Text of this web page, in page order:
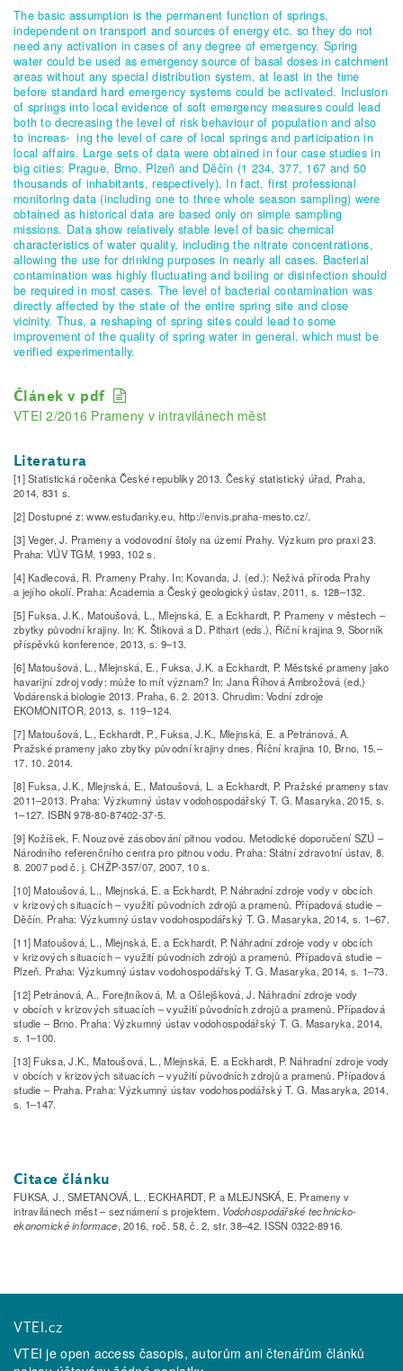
The basic assumption is the permanent function of springs,
independent on transport and sources of energy etc. so they do not
need any activation in cases of any degree of emergency. Spring
water could be used as emergency source of basal doses in catchment
areas without any special distribution system, at least in the time
before standard hard emergency systems could be activated. Inclusion
of springs into local evidence of soft emergency measures could lead
both to decreasing the level of risk behaviour of population and also
to increas- ing the level of care of local springs and participation in
local affairs. Large sets of data were obtained in four case studies in
big cities: Prague, Brno, Plzeň and Děčín (1 234, 377, 167 and 50
thousands of inhabitants, respectively). In fact, first professional
monitoring data (including one to three whole season sampling) were
obtained as historical data are based only on simple sampling
missions. Data show relatively stable level of basic chemical
characteristics of water quality, including the nitrate concentrations,
allowing the use for drinking purposes in nearly all cases. Bacterial
contamination was highly fluctuating and boiling or disinfection should
be required in most cases. The level of bacterial contamination was
directly affected by the state of the entire spring site and close
vicinity. Thus, a reshaping of spring sites could lead to some
improvement of the quality of spring water in general, which must be
verified experimentally.
Článek v pdf
VTEI 2/2016 Prameny v intravilánech měst
Literatura
[1] Statistická ročenka České republiky 2013. Český statistický úřad, Praha,
2014, 831 s.
[2] Dostupné z: www.estudanky.eu, http://envis.praha-mesto.cz/.
[3] Veger, J. Prameny a vodovodní štoly na území Prahy. Výzkum pro praxi 23.
Praha: VÚV TGM, 1993, 102 s.
[4] Kadlecová, R. Prameny Prahy. In: Kovanda, J. (ed.): Neživá příroda Prahy
a jejího okolí. Praha: Academia a Český geologický ústav, 2011, s. 128–132.
[5] Fuksa, J.K., Matoušová, L., Mlejnská, E. a Eckhardt, P. Prameny v městech –
zbytky původní krajiny. In: K. Štiková a D. Pithart (eds.), Říční krajina 9, Sborník
příspěvků konference, 2013, s. 9–13.
[6] Matoušová, L., Mlejnská, E., Fuksa, J.K. a Eckhardt, P. Městské prameny jako
havarijní zdroj vody: může to mít význam? In: Jana Říhová Ambrožová (ed.)
Vodárenská biologie 2013. Praha, 6. 2. 2013. Chrudim: Vodní zdroje
EKOMONITOR, 2013, s. 119–124.
[7] Matoušová, L., Eckhardt, P., Fuksa, J.K., Mlejnská, E. a Petránová, A.
Pražské prameny jako zbytky původní krajiny dnes. Říční krajina 10, Brno, 15.–
17. 10. 2014.
[8] Fuksa, J.K., Mlejnská, E., Matoušová, L. a Eckhardt, P. Pražské prameny stav
2011–2013. Praha: Výzkumný ústav vodohospodářský T. G. Masaryka, 2015, s.
1–127. ISBN 978-80-87402-37-5.
[9] Kožíšek, F. Nouzové zásobování pitnou vodou. Metodické doporučení SZÚ –
Národního referenčního centra pro pitnou vodu. Praha: Státní zdravotní ústav, 8.
8. 2007 pod č. j. CHŽP-357/07, 2007, 10 s.
[10] Matoušová, L., Mlejnská, E. a Eckhardt, P. Náhradní zdroje vody v obcích
v krizových situacích – využití původních zdrojů a pramenů. Případová studie –
Děčín. Praha: Výzkumný ústav vodohospodářský T. G. Masaryka, 2014, s. 1–67.
[11] Matoušová, L., Mlejnská, E. a Eckhardt, P. Náhradní zdroje vody v obcích
v krizových situacích – využití původních zdrojů a pramenů. Případová studie –
Plzeň. Praha: Výzkumný ústav vodohospodářský T. G. Masaryka, 2014, s. 1–73.
[12] Petránová, A., Forejtníková, M. a Ošlejšková, J. Náhradní zdroje vody
v obcích v krizových situacích – využití původních zdrojů a pramenů. Případová
studie – Brno. Praha: Výzkumný ústav vodohospodářský T. G. Masaryka, 2014,
s. 1–100.
[13] Fuksa, J.K., Matoušová, L., Mlejnská, E. a Eckhardt, P. Náhradní zdroje vody
v obcích v krizových situacích – využití původních zdrojů a pramenů. Případová
studie – Praha. Praha: Výzkumný ústav vodohospodářský T. G. Masaryka, 2014,
s. 1–147.
Citace článku
FUKSA, J., SMETANOVÁ, L., ECKHARDT, P. a MLEJNSKÁ, E. Prameny v
intravilánech měst – seznámení s projektem. Vodohospodářské technicko-
ekonomické informace, 2016, roč. 58, č. 2, str. 38–42. ISSN 0322-8916.
VTEI.cz
VTEI je open access časopis, autorům ani čtenářům článků